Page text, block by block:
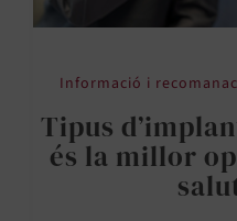
Informació i
Tipus
és la millor